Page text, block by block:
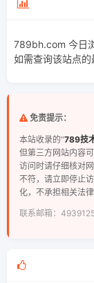
789bh.com 今日
如需查询该站点
免责提示：
本站收录的“789技
但第三方网站内容可
访问时请仔细核对
不符，请立即停止
化，不承担相关法律
联系邮箱：